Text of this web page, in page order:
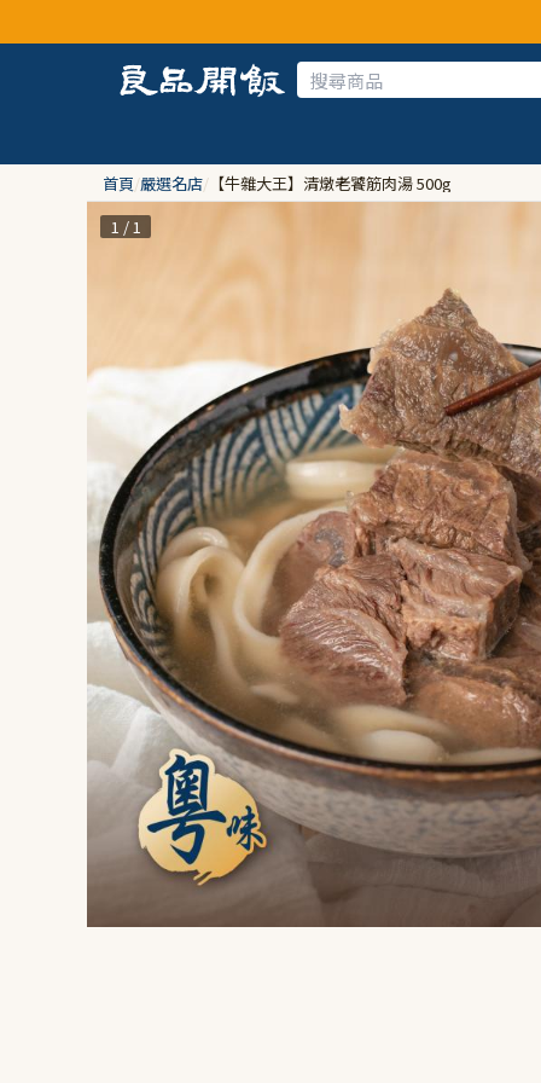
首頁/嚴選名店/ 【牛雜大王】清燉老饕筋肉湯 500g
1 / 1